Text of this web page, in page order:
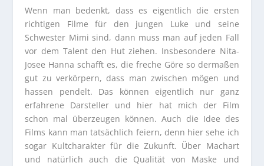
Wenn man bedenkt, dass es eigentlich die ersten
richtigen Filme für den jungen Luke und seine
Schwester Mimi sind, dann muss man auf jeden Fall
vor dem Talent den Hut ziehen. Insbesondere Nita-
Josee Hanna schafft es, die freche Göre so dermaßen
gut zu verkörpern, dass man zwischen mögen und
hassen pendelt. Das können eigentlich nur ganz
erfahrene Darsteller und hier hat mich der Film
schon mal überzeugen können. Auch die Idee des
Films kann man tatsächlich feiern, denn hier sehe ich
sogar Kultcharakter für die Zukunft. Über Machart
und natürlich auch die Qualität von Maske und